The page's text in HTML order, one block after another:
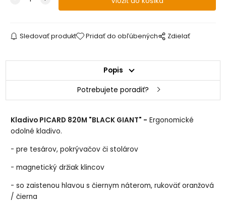
Sledovať produkt Pridať do obľúbených Zdielať
Popis
Potrebujete poradiť?
Kladivo PICARD 820M "BLACK GIANT" - Ergonomické
odolné kladivo.
- pre tesárov, pokrývačov či stolárov
- magnetický držiak klincov
- so zaistenou hlavou s čiernym náterom, rukoväť oranžová
/ čierna